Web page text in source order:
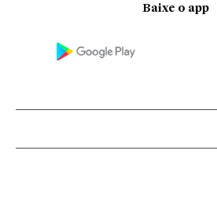
Baixe o app